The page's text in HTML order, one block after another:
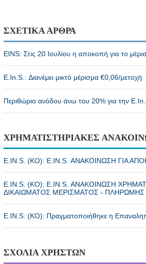
ΣΧΕΤΙΚΑ ΑΡΘΡΑ
EINS: Στις 20 Ιουλίου η αποκοπή για το
E.In.S.: Διανέμει μικτό μέρισμα €0,06/μετοχή
Περιθώριο ανόδου άνω του 20% για την
ΧΡΗΜΑΤΙΣΤΗΡΙΑΚΕΣ
E.IN.S. (ΚΟ): E.IN.S. ΑΝΑΚΟΙΝΩΣΗ ΓΙΑ
E.IN.S. (ΚΟ): E.IN.S. ΑΝΑΚΟΙΝΩΣΗ
ΔΙΚΑΙΩΜΑΤΟΣ ΜΕΡΙΣΜΑΤΟΣ -
E.IN.S. (ΚΟ): Πραγματοποιήθηκε η
ΣΧΟΛΙΑ ΧΡΗΣΤΩΝ